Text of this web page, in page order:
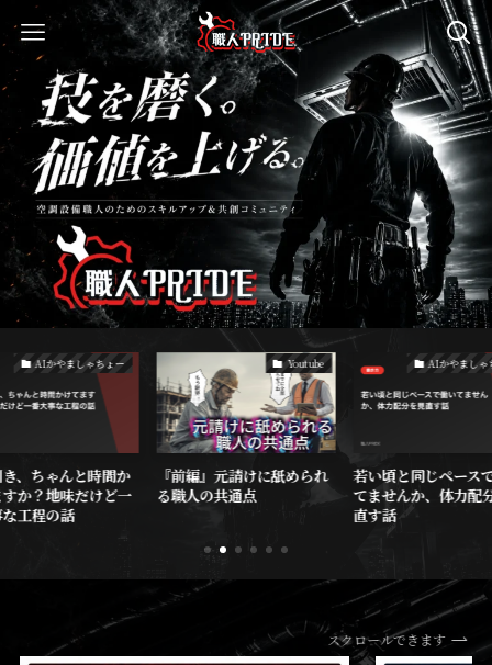
AIかやましゃちょー
、ちゃんと時間か
か？地味だけど一
工程の話
Youtube
『前編』元請けに舐められ
る職人の共通点
AIかやましゃ
若い頃と同じペース
てませんか、体力配
直す話
スクロールできます